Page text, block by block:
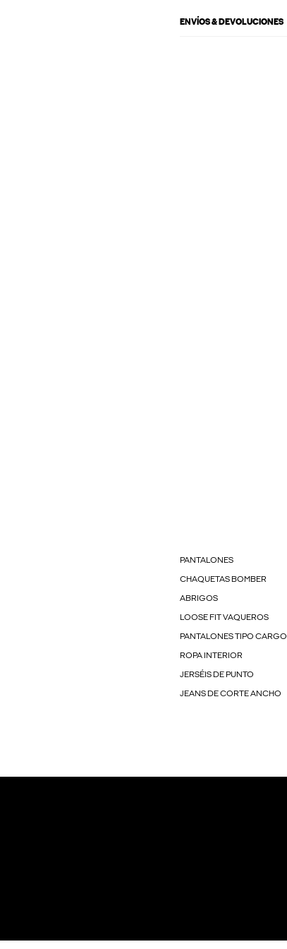
ENVÍOS & DEVOLUCIONES
PANTALONES
CHAQUETAS BOMBER
ABRIGOS
LOOSE FIT VAQUEROS
PANTALONES TIPO CARGO
ROPA INTERIOR
JERSÉIS DE PUNTO
JEANS DE CORTE ANCHO